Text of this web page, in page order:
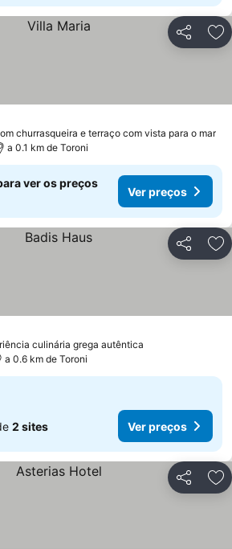
Partilhar
churrasqueira e terraço com vista para o mar
a 0.1 km de Toroni
ver os preços
Ver preços
Partilhar
culinária grega autêntica
a 0.6 km de Toroni
2 sites Ver preços
Partilhar